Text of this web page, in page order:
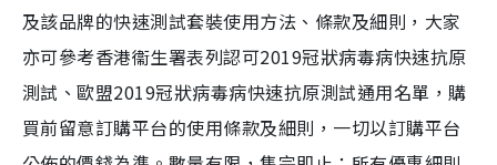
及該品牌的快速測試套裝使用方法、條款及細則，大家
亦可參考香港衞生署表列認可2019冠狀病毒病快速抗原
測試、歐盟2019冠狀病毒病快速抗原測試通用名單，購
買前留意訂購平台的使用條款及細則，一切以訂購平台